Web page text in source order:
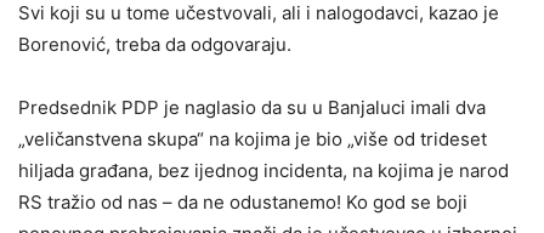
Svi koji su u tome učestvovali, ali i nalogodavci, kazao je
Borenović, treba da odgovaraju.
Predsednik PDP je naglasio da su u Banjaluci imali dva
„veličanstvena skupa“ na kojima je bio „više od trideset
hiljada građana, bez ijednog incidenta, na kojima je narod
RS tražio od nas – da ne odustanemo! Ko god se boji